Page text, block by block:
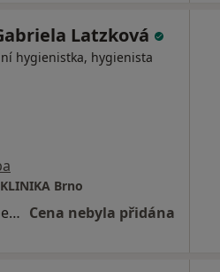
Latzková
hygienistka, hygienista
Brno
Opakovaná návštěva bez Airflow Cena nebyla přidána